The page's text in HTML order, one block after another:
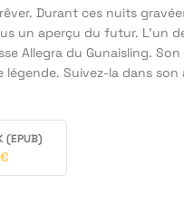
Durant ces nuits
un aperçu du futur. L’un
Allegra du Gunaisling.
légende. Suivez-la dans
(EPUB)
€